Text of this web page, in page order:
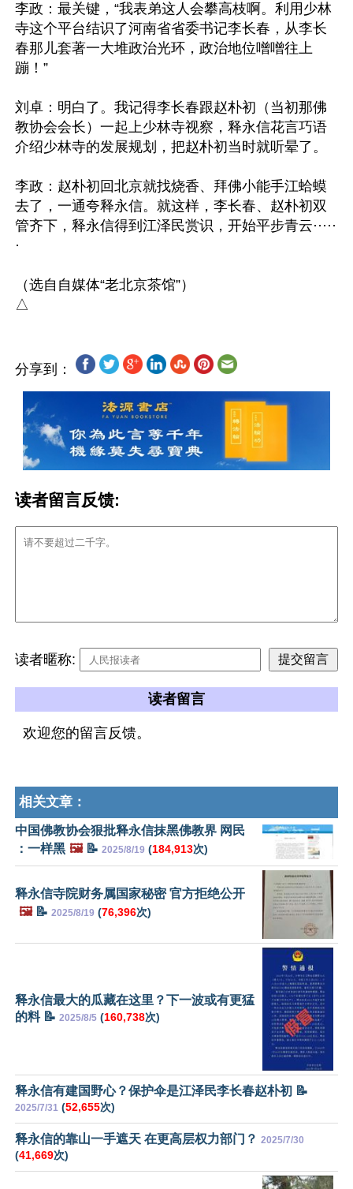
李政：最关键，“我表弟这人会攀高枝啊。利用少林
寺这个平台结识了河南省省委书记李长春，从李长
春那儿套著一大堆政治光环，政治地位噌噌往上
蹦！”
刘卓：明白了。我记得李长春跟赵朴初（当初那佛
教协会会长）一起上少林寺视察，释永信花言巧语
介绍少林寺的发展规划，把赵朴初当时就听晕了。
李政：赵朴初回北京就找烧香、拜佛小能手江蛤蟆
去了，一通夸释永信。就这样，李长春、赵朴初双
管齐下，释永信得到江泽民赏识，开始平步青云·····
·
（选自自媒体“老北京茶馆”）
分享到：
读者留言反馈:
读者暱称:
读者留言
欢迎您的留言反馈。
相关文章：
中国佛教协会狠批释永信抹黑佛教界 网民
：一样黑 🖼️📝 2025/8/19 (184,913次)
释永信寺院财务属国家秘密 官方拒绝公开
🖼️📝 2025/8/19 (76,396次)
释永信最大的瓜藏在这里？下一波或有更猛
的料 📝 2025/8/5 (160,738次)
释永信有建国野心？保护伞是江泽民李长春赵朴初 📝
2025/7/31 (52,655次)
释永信的靠山一手遮天 在更高层权力部门？ 2025/7/30
(41,669次)